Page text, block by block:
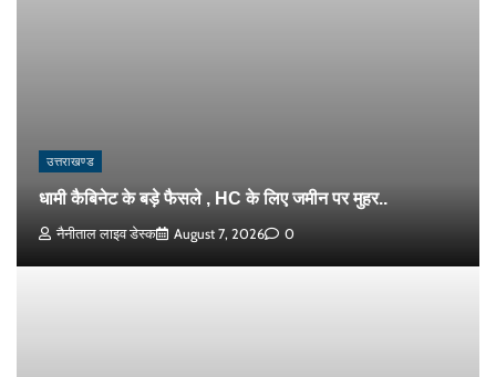
उत्तराखण्ड
धामी कैबिनेट के बड़े फैसले , HC के लिए जमीन पर मुहर..
नैनीताल लाइव डेस्क August 7, 2026 0